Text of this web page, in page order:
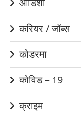
ओडिशा
करियर / जॉब्स
कोडरमा
कोविड – 19
क्राइम